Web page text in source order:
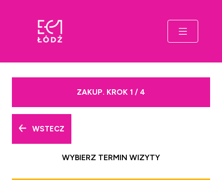
WSTECZ
ZAKUP. KROK 1 / 4
WYBIERZ TERMIN WIZYTY